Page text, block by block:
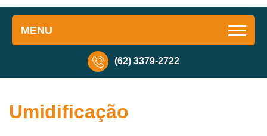
MENU
(62) 3379-2722
Umidificação